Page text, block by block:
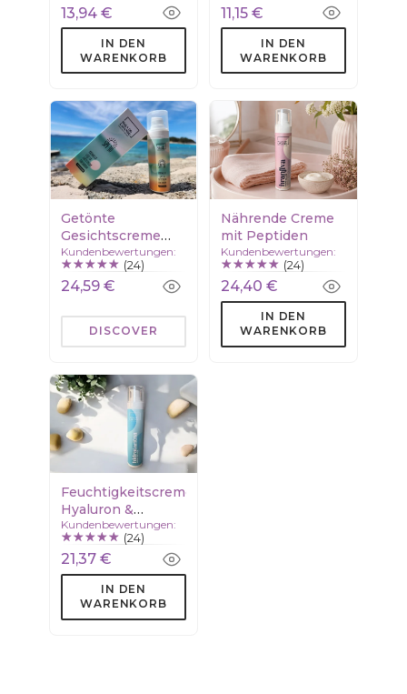
13,94 €
IN DEN
WARENKORB
11,15 €
IN DEN
WARENKORB
Getönte
Gesichtscreme
SPF30
Kundenbewertungen:
(24)
24,59 €
DISCOVER
Nährende Creme
mit Peptiden
Kundenbewertungen:
(24)
24,40 €
IN DEN
WARENKORB
Feuchtigkeitscreme
Hyaluron &
Squalan
Kundenbewertungen:
(24)
21,37 €
IN DEN
WARENKORB